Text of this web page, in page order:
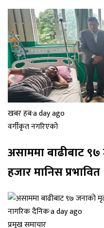
खबर हब·a day ago
वर्गीकृत नगरिएको
असाममा बाढीबाट
हजार मानिस प्रभावित
नागरिक दैनिक·a day ago
प्रमुख समाचार